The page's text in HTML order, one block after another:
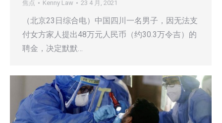
焦点 Kenny Law 23 4 月, 2021
（北京23日综合电）中国四川一名男子，因无法支
付女方家人提出48万元人民币（约30.3万令吉）的
聘金，决定默默…